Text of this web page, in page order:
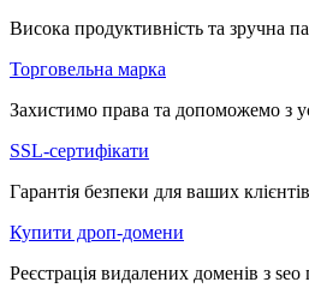
Висока продуктивність та зручна
Торговельна марка
Захистимо права та допоможемо з
SSL-сертифікати
Гарантія безпеки для ваших клієнтів
Купити дроп-домени
Реєстрація видалених доменів з